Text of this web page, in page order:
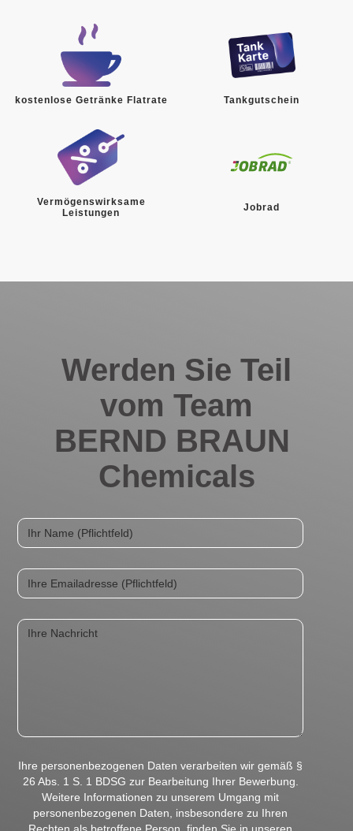
kostenlose Getränke Flatrate Tankgutschein
Vermögenswirksame
Leistungen
Jobrad
Werden Sie Teil
vom Team
BERND BRAUN
Chemicals
Ihre personenbezogenen Daten verarbeiten wir gemäß §
26 Abs. 1 S. 1 BDSG zur Bearbeitung Ihrer Bewerbung.
Weitere Informationen zu unserem Umgang mit
personenbezogenen Daten, insbesondere zu Ihren